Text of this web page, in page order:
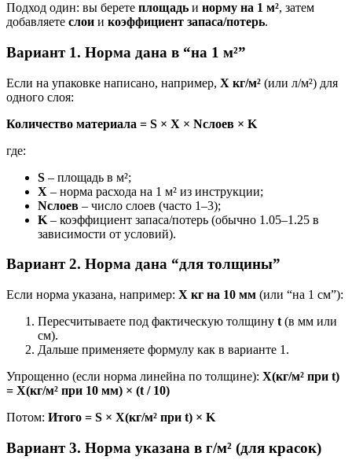
Подход один: вы берете площадь и норму на 1 м², затем
добавляете слои и коэффициент запаса/потерь.
Вариант 1. Норма дана в “на 1 м²”
Если на упаковке написано, например, X кг/м² (или л/м²) для
одного слоя:
Количество материала = S × X × Nслоев × K
где:
S – площадь в м²;
X – норма расхода на 1 м² из инструкции;
Nслоев – число слоев (часто 1–3);
K – коэффициент запаса/потерь (обычно 1.05–1.25 в
зависимости от условий).
Вариант 2. Норма дана “для толщины”
Если норма указана, например: X кг на 10 мм (или “на 1 см”):
Пересчитываете под фактическую толщину t (в мм или
см).
Дальше применяете формулу как в варианте 1.
Упрощенно (если норма линейна по толщине): X(кг/м² при t)
= X(кг/м² при 10 мм) × (t / 10)
Потом: Итого = S × X(кг/м² при t) × K
Вариант 3. Норма указана в г/м² (для красок)